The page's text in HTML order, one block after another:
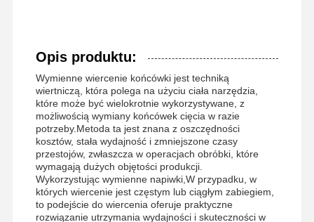
Opis produktu:
Wymienne wiercenie końcówki jest techniką
wiertniczą, która polega na użyciu ciała narzędzia,
które może być wielokrotnie wykorzystywane, z
możliwością wymiany końcówek cięcia w razie
potrzeby.Metoda ta jest znana z oszczędności
kosztów, stała wydajność i zmniejszone czasy
przestojów, zwłaszcza w operacjach obróbki, które
wymagają dużych objętości produkcji.
Wykorzystując wymienne napiwki,W przypadku, w
których wiercenie jest częstym lub ciągłym zabiegiem,
to podejście do wiercenia oferuje praktyczne
rozwiązanie utrzymania wydajności i skuteczności w